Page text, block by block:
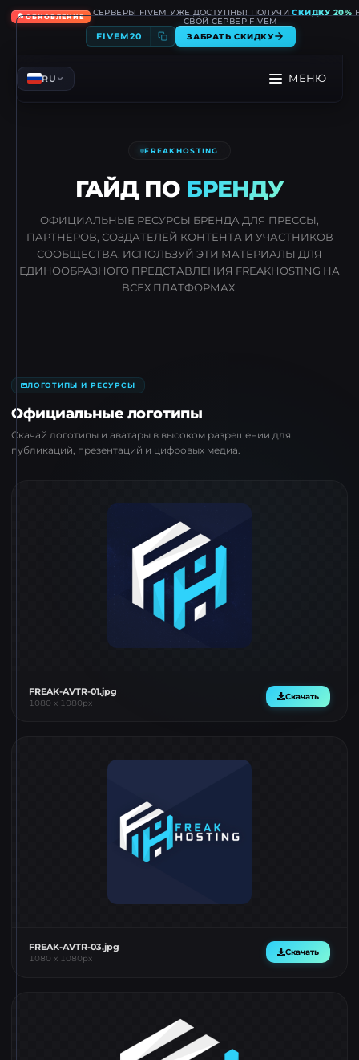
🔥ОБНОВЛЕНИЕ СЕРВЕРЫ FIVEM УЖЕ ДОСТУПНЫ! ПОЛУЧИСКИДКУ 20%
СВОЙ СЕРВЕР FIVEM
FIVEM20 ЗАБРАТЬ СКИДКУ
RU МЕНЮ
FREAKHOSTING
ГАЙД ПОБРЕНДУ
ОФИЦИАЛЬНЫЕ РЕСУРСЫ БРЕНДА ДЛЯ ПРЕССЫ,
ПАРТНЕРОВ, СОЗДАТЕЛЕЙ КОНТЕНТА И УЧАСТНИКОВ
СООБЩЕСТВА. ИСПОЛЬЗУЙ ЭТИ МАТЕРИАЛЫ ДЛЯ
ЕДИНООБРАЗНОГО ПРЕДСТАВЛЕНИЯ FREAKHOSTING НА
ВСЕХ ПЛАТФОРМАХ.
ЛОГОТИПЫ И РЕСУРСЫ
Официальные логотипы
Скачай логотипы и аватары в высоком разрешении для
публикаций, презентаций и цифровых медиа.
FREAK-AVTR-01.jpg
1080 x 1080px
Скачать
FREAK-AVTR-03.jpg
1080 x 1080px
Скачать